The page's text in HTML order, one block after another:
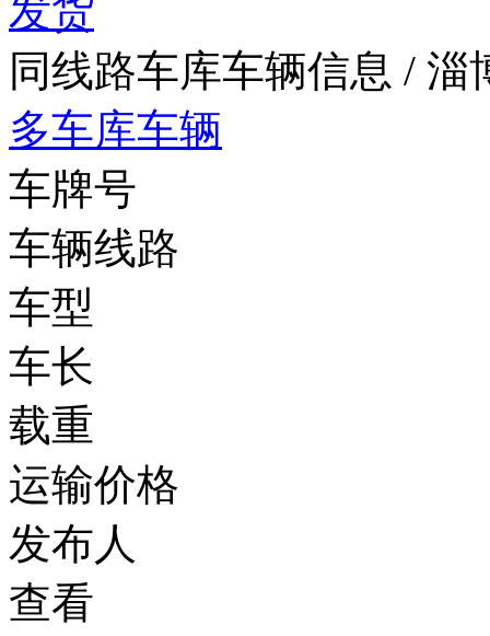
发货
同线路车库车辆信息 / 淄
多车库车辆
车牌号
车辆线路
车型
车长
载重
运输价格
发布人
查看